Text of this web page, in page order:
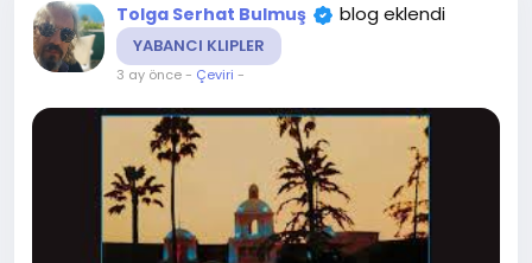
Tolga Serhat Bulmuş blog eklendi
YABANCI KLIPLER
3 ay önce- Çeviri -